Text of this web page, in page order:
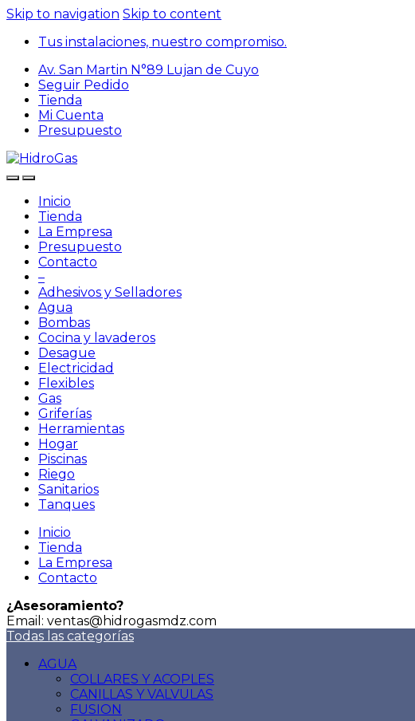
Skip to navigation Skip to content
Tus instalaciones, nuestro compromiso.
Av. San Martin N°89 Lujan de Cuyo
Seguir Pedido
Tienda
Mi Cuenta
Presupuesto
Inicio
Tienda
La Empresa
Presupuesto
Contacto
–
Adhesivos y Selladores
Agua
Bombas
Cocina y lavaderos
Desague
Electricidad
Flexibles
Gas
Griferías
Herramientas
Hogar
Piscinas
Riego
Sanitarios
Tanques
Inicio
Tienda
La Empresa
Contacto
¿Asesoramiento?
Email: ventas@hidrogasmdz.com
Todas las categorías
AGUA
COLLARES Y ACOPLES
CANILLAS Y VALVULAS
FUSION